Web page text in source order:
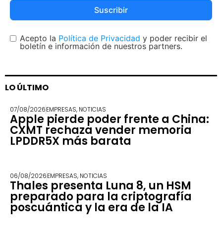
Suscribir
Acepto la Política de Privacidad y poder recibir el
boletín e información de nuestros partners.
LO ÚLTIMO
07/08/2026EMPRESAS, NOTICIAS
Apple pierde poder frente a China:
CXMT rechaza vender memoria
LPDDR5X más barata
06/08/2026EMPRESAS, NOTICIAS
Thales presenta Luna 8, un HSM
preparado para la criptografía
poscuántica y la era de la IA